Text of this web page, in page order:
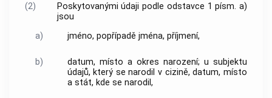
(2)
Poskytovanými údaji podle odstavce 1 písm. a)
jsou
a)
jméno, popřípadě jména, příjmení,
b)
datum, místo a okres narození; u subjektu
údajů, který se narodil v cizině, datum, místo
a stát, kde se narodil,